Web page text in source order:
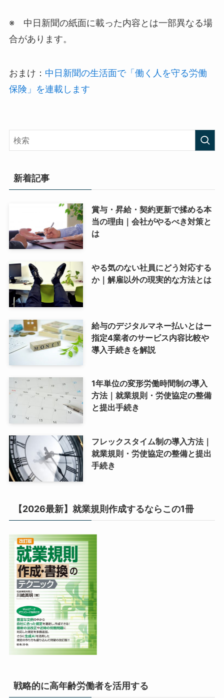
※ 中日新聞の紙面に載った内容とは一部異なる場
合があります。
おまけ： 中日新聞の生活面で「働く人を守る労働
保険」を連載します
新着記事
賞与・昇給・契約更新で揉める本
当の理由｜会社がやるべき対策と
は
やる気のない社員にどう対応する
か｜解雇以外の現実的な方法とは
給与のデジタルマネー払いとはー
指定4業者のサービス内容比較や
導入手続きを解説
1年単位の変形労働時間制の導入
方法｜就業規則・労使協定の整備
と提出手続き
フレックスタイム制の導入方法｜
就業規則・労使協定の整備と提出
手続き
【2026最新】就業規則作成するならこの1冊
戦略的に高年齢労働者を活用する